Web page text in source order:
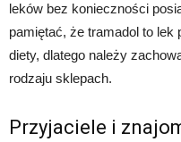
leków bez konieczności
pamiętać, że tramadol to lek
diety, dlatego należy
rodzaju sklepach.
Przyjaciele i